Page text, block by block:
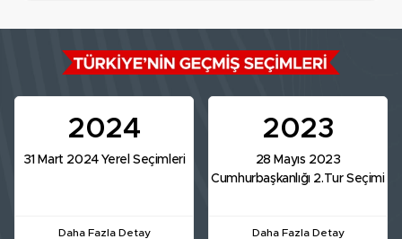
2024
31 Mart 2024 Yerel Seçimleri
Daha Fazla Detay
2023
28 Mayıs 2023
Cumhurbaşkanlığı 2.Tur Seçimi
Daha Fazla Detay